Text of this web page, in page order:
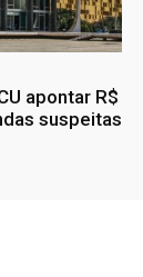
apontar R$
suspeitas